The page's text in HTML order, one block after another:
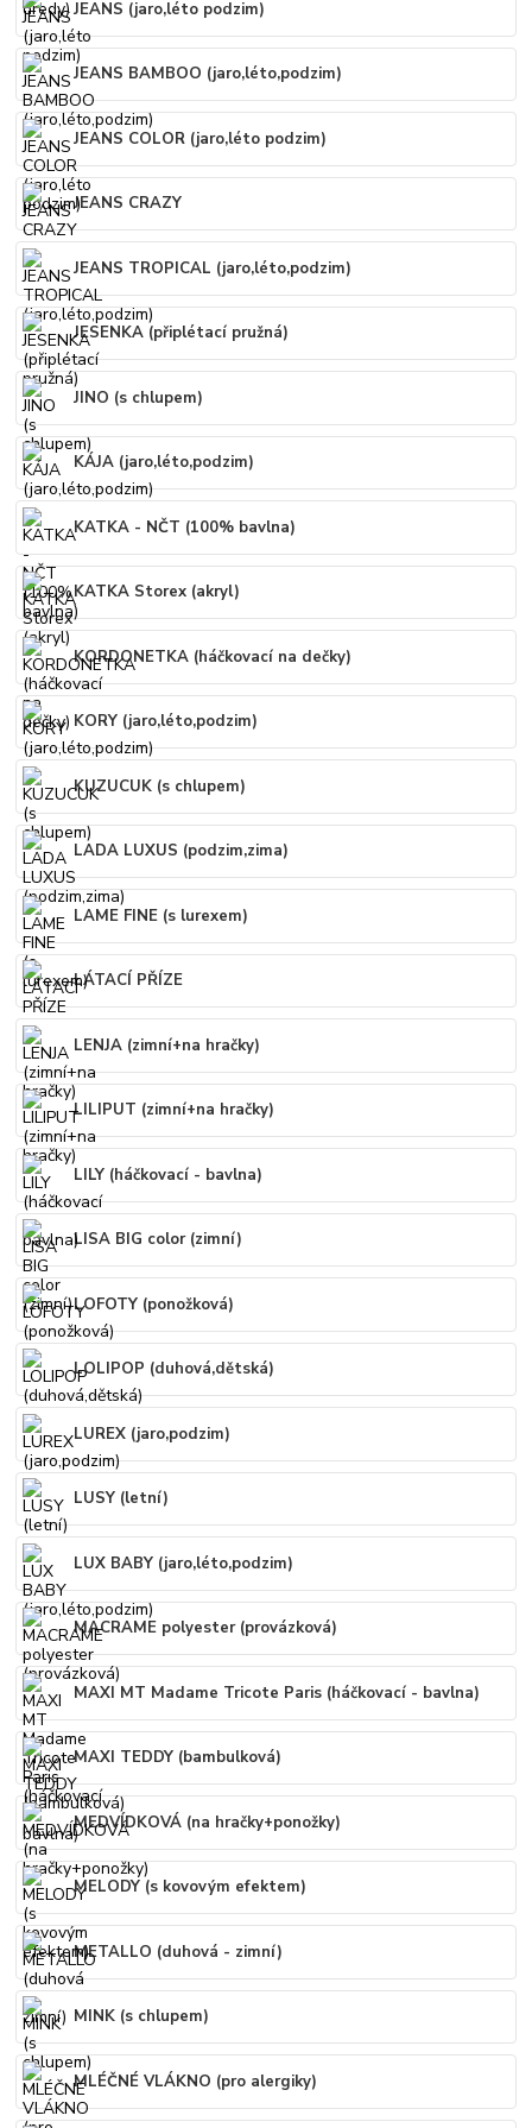
JEANS (jaro,léto podzim)
JEANS BAMBOO (jaro,léto,podzim)
JEANS COLOR (jaro,léto podzim)
JEANS CRAZY
JEANS TROPICAL (jaro,léto,podzim)
JESENKA (připlétací pružná)
JINO (s chlupem)
KÁJA (jaro,léto,podzim)
KATKA - NČT (100% bavlna)
KATKA Storex (akryl)
KORDONETKA (háčkovací na dečky)
KORY (jaro,léto,podzim)
KUZUCUK (s chlupem)
LADA LUXUS (podzim,zima)
LAME FINE (s lurexem)
LÁTACÍ PŘÍZE
LENJA (zimní+na hračky)
LILIPUT (zimní+na hračky)
LILY (háčkovací - bavlna)
LISA BIG color (zimní)
LOFOTY (ponožková)
LOLIPOP (duhová,dětská)
LUREX (jaro,podzim)
LUSY (letní)
LUX BABY (jaro,léto,podzim)
MACRAME polyester (provázková)
MAXI MT Madame Tricote Paris (háčkovací - bavlna)
MAXI TEDDY (bambulková)
MEDVÍDKOVÁ (na hračky+ponožky)
MELODY (s kovovým efektem)
METALLO (duhová - zimní)
MINK (s chlupem)
MLÉČNÉ VLÁKNO (pro alergiky)